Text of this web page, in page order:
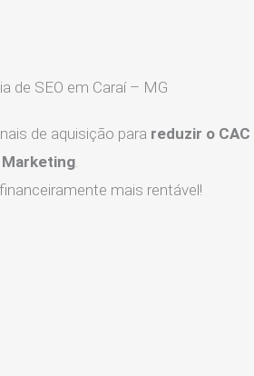
de SEO em Caraí – MG
de aquisição para reduzir o CAC
Marketing.
mais rentável!